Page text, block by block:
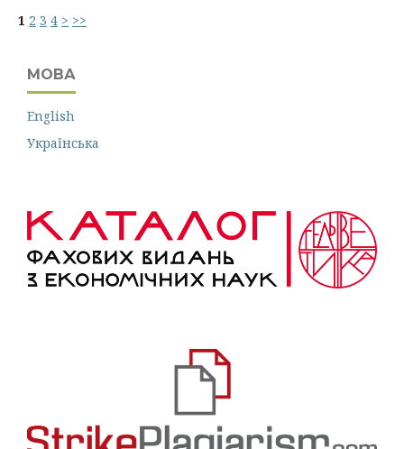
1 2 3 4 > >>
МОВА
English
Українська